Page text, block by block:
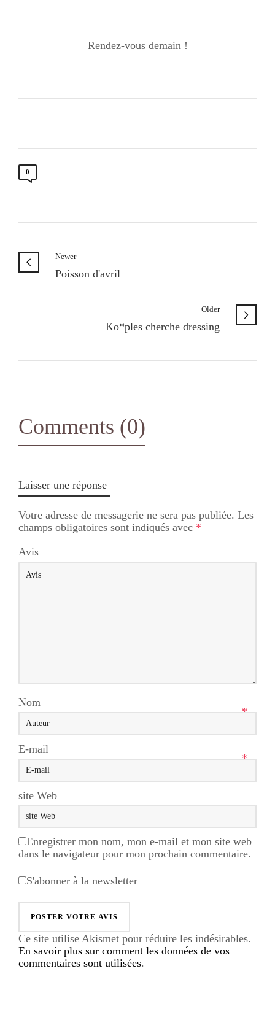
Rendez-vous demain !
0
Newer
Poisson d'avril
Older
Ko*ples cherche dressing
Comments (0)
Laisser une réponse
Votre adresse de messagerie ne sera pas publiée. Les
champs obligatoires sont indiqués avec *
Avis
Nom
*
E-mail
*
site Web
Enregistrer mon nom, mon e-mail et mon site web
dans le navigateur pour mon prochain commentaire.
S'abonner à la newsletter
Ce site utilise Akismet pour réduire les indésirables.
En savoir plus sur comment les données de vos
commentaires sont utilisées.